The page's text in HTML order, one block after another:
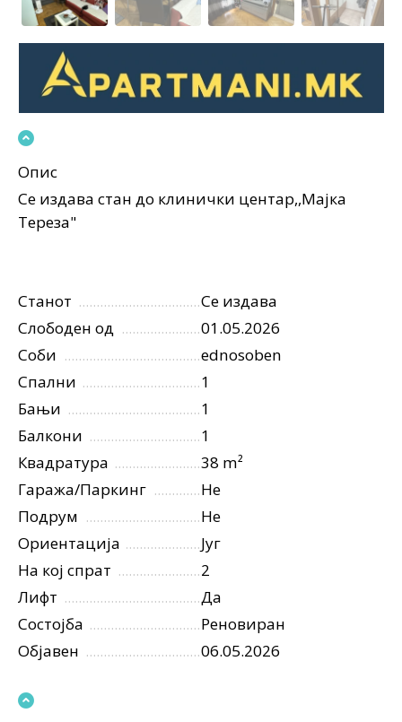
Опис
Се издава стан до клинички центар,,Мајка
Тереза"
Станот
Се издава
Слободен од
01.05.2026
Соби
ednosoben
Спални
1
Бањи
1
Балкони
1
Квадратура
38 m²
Гаража/Паркинг
Не
Подрум
Не
Ориентација
Југ
На кој спрат
2
Лифт
Да
Состојба
Реновиран
Објавен
06.05.2026